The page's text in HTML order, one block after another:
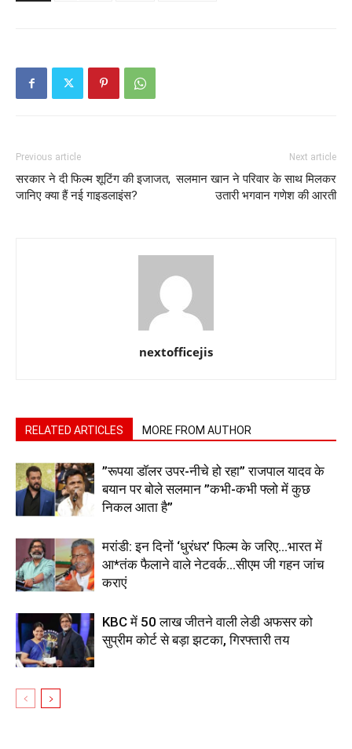
Previous article
सरकार ने दी फिल्म शूटिंग की इजाजत,
जानिए क्या हैं नई गाइडलाइंस?
Next article
सलमान खान ने परिवार के साथ मिलकर
उतारी भगवान गणेश की आरती
nextofficejis
RELATED ARTICLES MORE FROM AUTHOR
”रूपया डॉलर उपर-नीचे हो रहा” राजपाल यादव के
बयान पर बोले सलमान ”कभी-कभी फ्लो में कुछ
निकल आता है”
मरांडी: इन दिनों ‘धुरंधर’ फिल्म के जरिए…भारत में
आ*तंक फैलाने वाले नेटवर्क…सीएम जी गहन जांच
कराएं
KBC में 50 लाख जीतने वाली लेडी अफसर को
सुप्रीम कोर्ट से बड़ा झटका, गिरफ्तारी तय